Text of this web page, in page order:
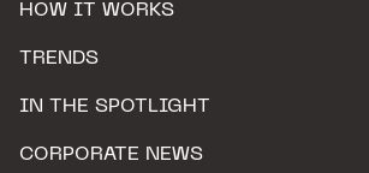
HOW IT WORKS
TRENDS
IN THE SPOTLIGHT
CORPORATE NEWS